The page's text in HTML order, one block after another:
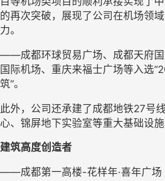
的再次突破，展现了公司在机场领
力。
——成都环球贸易广场、成都天府国
国际机场、重庆来福士广场等入选
筑”。
此外，公司还承建了成都地铁27号
心、锦屏地下实验室等重大基础设施
建筑高度创造者
——成都第一高楼-花样年·喜年广场